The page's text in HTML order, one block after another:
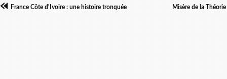
France Côte d'Ivoire : une histoire tronquée Misère de la